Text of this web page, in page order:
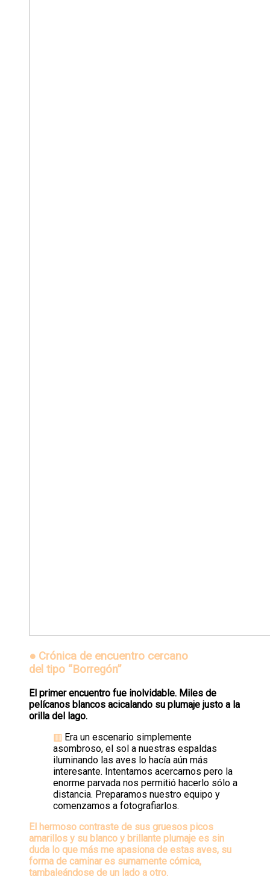
● Crónica de encuentro cercano
del tipo “Borregón”
El primer encuentro fue inolvidable. Miles de
pelícanos blancos acicalando su plumaje justo a la
orilla del lago.
▥ Era un escenario simplemente
asombroso, el sol a nuestras espaldas
iluminando las aves lo hacía aún más
interesante. Intentamos acercarnos pero la
enorme parvada nos permitió hacerlo sólo a
distancia. Preparamos nuestro equipo y
comenzamos a fotografiarlos.
El hermoso contraste de sus gruesos picos
amarillos y su blanco y brillante plumaje es sin
duda lo que más me apasiona de estas aves, su
forma de caminar es sumamente cómica,
tambaleándose de un lado a otro.